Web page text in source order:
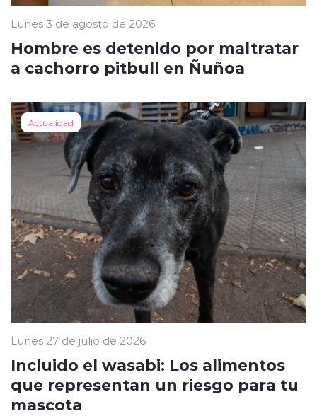
Lunes 3 de agosto de 2026
Hombre es detenido por maltratar
a cachorro pitbull en Ñuñoa
Actualidad
Lunes 27 de julio de 2026
Incluido el wasabi: Los alimentos
que representan un riesgo para tu
mascota